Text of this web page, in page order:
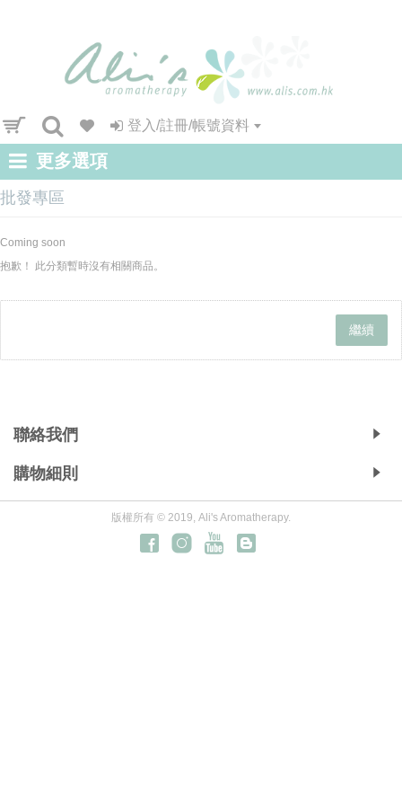
登入/註冊/帳號資料
更多選項
批發專區
Coming soon
抱歉！ 此分類暫時沒有相關商品。
繼續
聯絡我們
購物細則
版權所有 © 2019, Ali's Aromatherapy.